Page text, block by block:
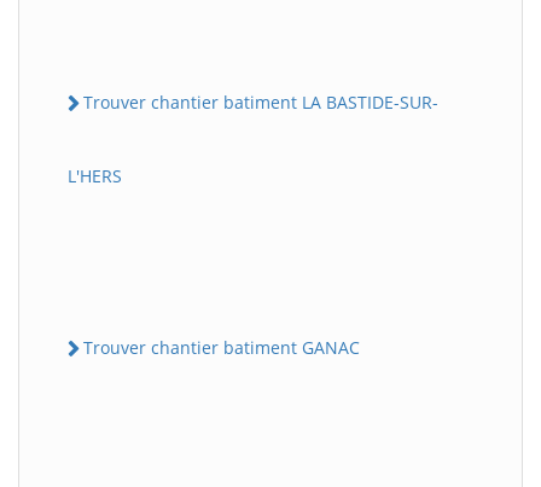
Trouver chantier batiment LA BASTIDE-SUR-
L'HERS
Trouver chantier batiment GANAC